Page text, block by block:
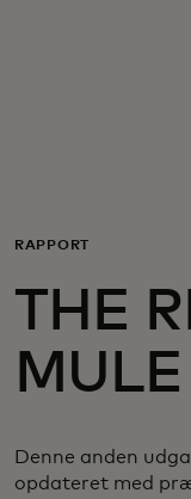
Nyheder
RAPPORT
THE
MULE
Denne anden
opdateret med